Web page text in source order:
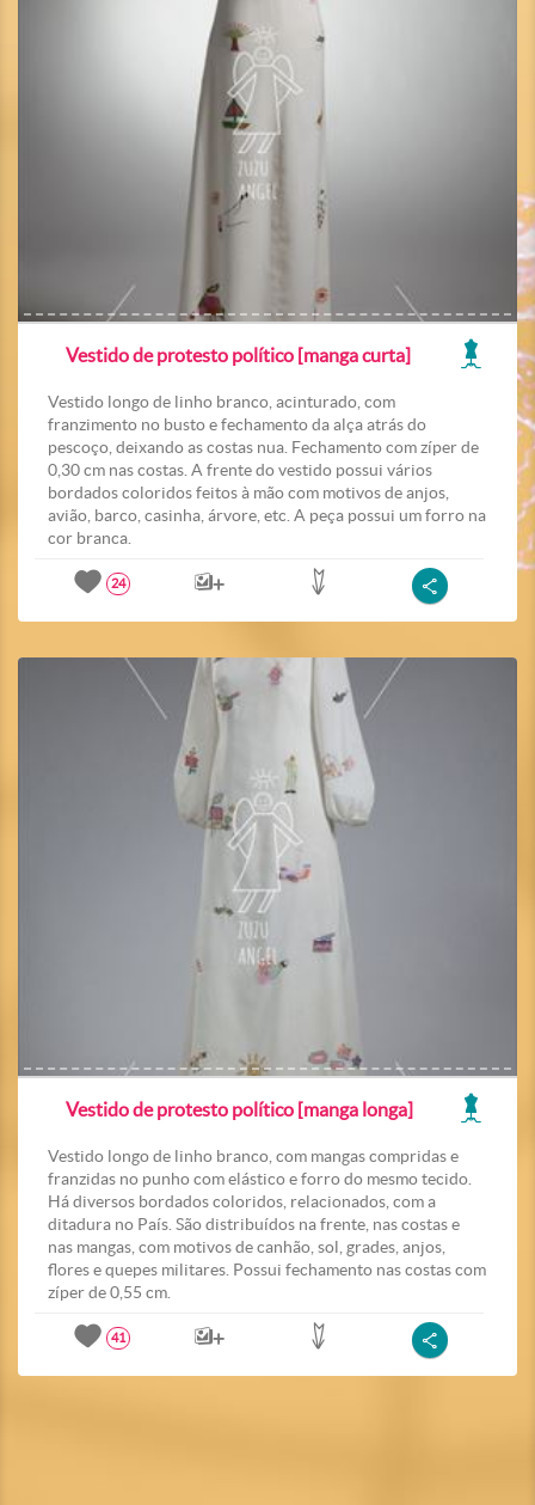
Vestido de protesto político [manga curta]
Vestido longo de linho branco, acinturado, com
franzimento no busto e fechamento da alça atrás do
pescoço, deixando as costas nua. Fechamento com zíper de
0,30 cm nas costas. A frente do vestido possui vários
bordados coloridos feitos à mão com motivos de anjos,
avião, barco, casinha, árvore, etc. A peça possui um forro na
cor branca.
24
Vestido de protesto político [manga longa]
Vestido longo de linho branco, com mangas compridas e
franzidas no punho com elástico e forro do mesmo tecido.
Há diversos bordados coloridos, relacionados, com a
ditadura no País. São distribuídos na frente, nas costas e
nas mangas, com motivos de canhão, sol, grades, anjos,
flores e quepes militares. Possui fechamento nas costas com
zíper de 0,55 cm.
41